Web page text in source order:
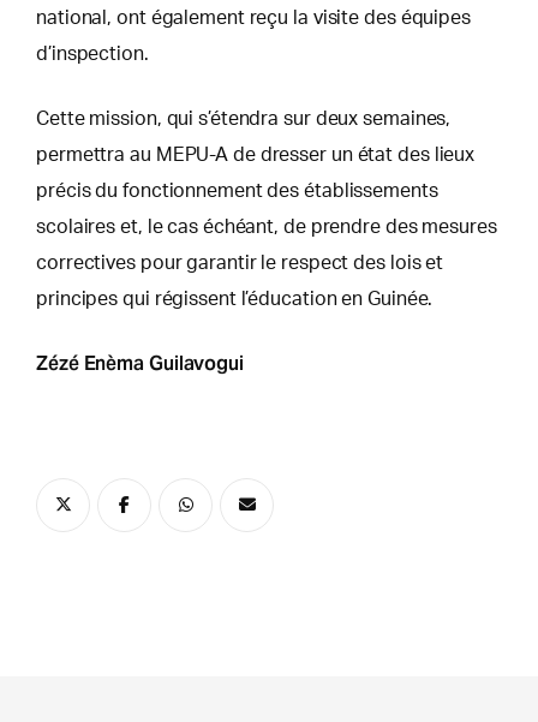
national, ont également reçu la visite des équipes
d’inspection.
Cette mission, qui s’étendra sur deux semaines,
permettra au MEPU-A de dresser un état des lieux
précis du fonctionnement des établissements
scolaires et, le cas échéant, de prendre des mesures
correctives pour garantir le respect des lois et
principes qui régissent l’éducation en Guinée.
Zézé Enèma Guilavogui